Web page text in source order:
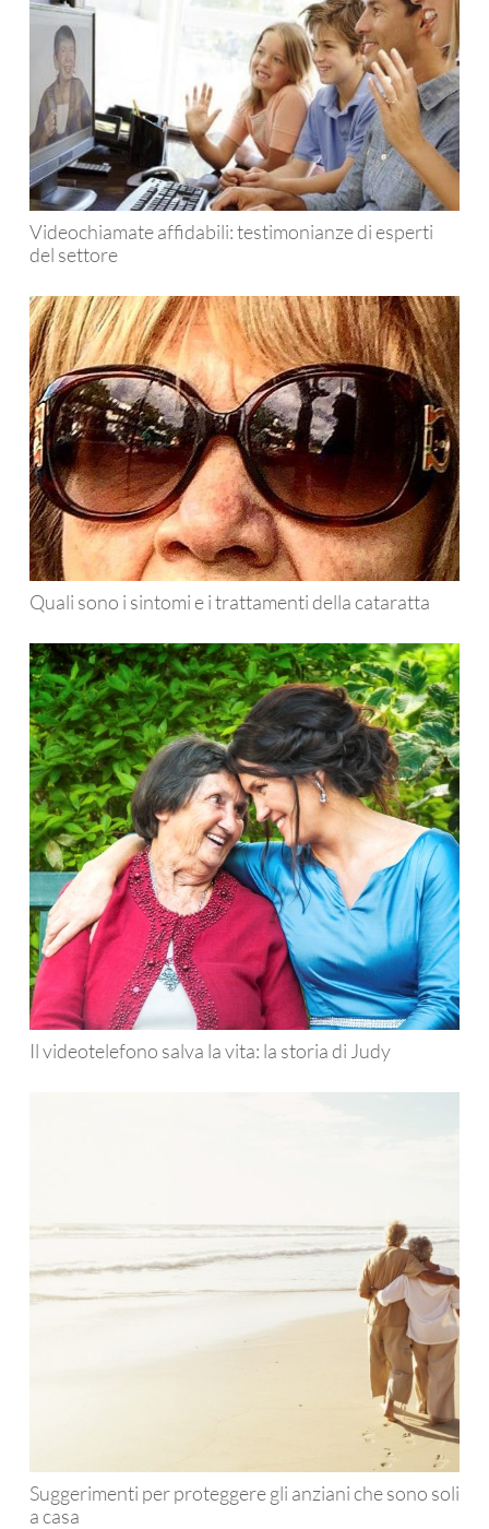
Videochiamate affidabili: testimonianze di esperti
del settore
Quali sono i sintomi e i trattamenti della cataratta
Il videotelefono salva la vita: la storia di Judy
Suggerimenti per proteggere gli anziani che sono soli
a casa